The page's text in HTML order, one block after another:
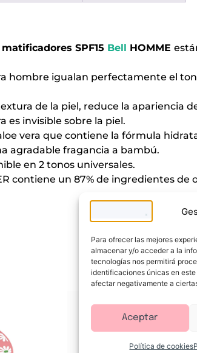
Para ofrecer las mejores
almacenar y/o acceder a la
tecnologías nos permitirá
identificaciones únicas en
afectar negativamente a
Aceptar
Política de cookies
SPF15 Bell HOMME
hombre igualan perfectamente el
de la piel, reduce la apariencia
es invisible sobre la piel.
vera que contiene la fórmula
agradable fragancia a bambú.
en 2 tonos universales.
contiene un 87% de ingredientes de
Te